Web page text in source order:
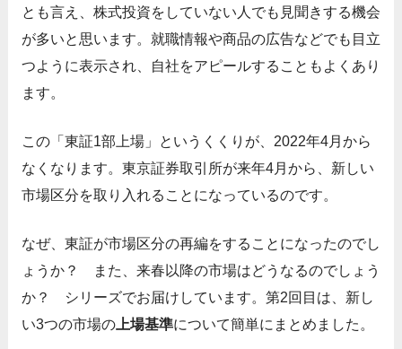
とも言え、株式投資をしていない人でも見聞きする機会
が多いと思います。就職情報や商品の広告などでも目立
つように表示され、自社をアピールすることもよくあり
ます。
この「東証1部上場」というくくりが、2022年4月から
なくなります。東京証券取引所が来年4月から、新しい
市場区分を取り入れることになっているのです。
なぜ、東証が市場区分の再編をすることになったのでし
ょうか？ また、来春以降の市場はどうなるのでしょう
か？ シリーズでお届けしています。第2回目は、新し
い3つの市場の上場基準について簡単にまとめました。